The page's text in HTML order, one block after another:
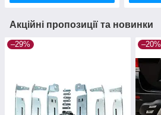
Акційні пропозиції та новинки
–29% –20%